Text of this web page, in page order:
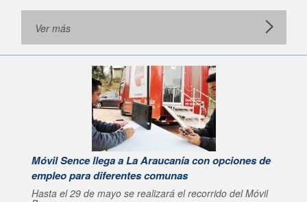
Ver más
Móvil Sence llega a La Araucanía con opciones de
empleo para diferentes comunas
Hasta el 29 de mayo se realizará el recorrido del Móvil